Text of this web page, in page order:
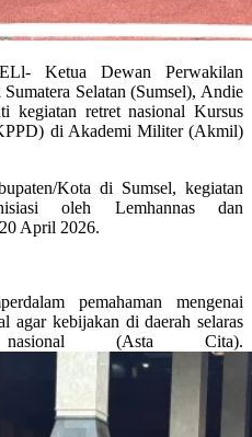
Ketua Dewan Perwakilan
Selatan (Sumsel), Andie
kegiatan retret nasional Kursus
di Akademi Militer (Akmil)
Kota di Sumsel, kegiatan
oleh Lemhannas dan
April 2026.
pemahaman mengenai
agar kebijakan di daerah selaras
nasional (Asta Cita).